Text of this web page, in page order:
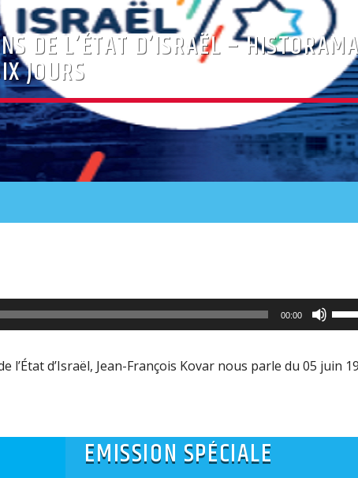
DE L’ÉTAT D’ISRAËL –
JOURS
00:00
les
l’Étatd’Israël, Jean-François Kovar nous parle du 05 juin
EMISSION SPÉCIALE